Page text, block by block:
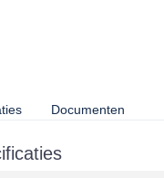
Documenten